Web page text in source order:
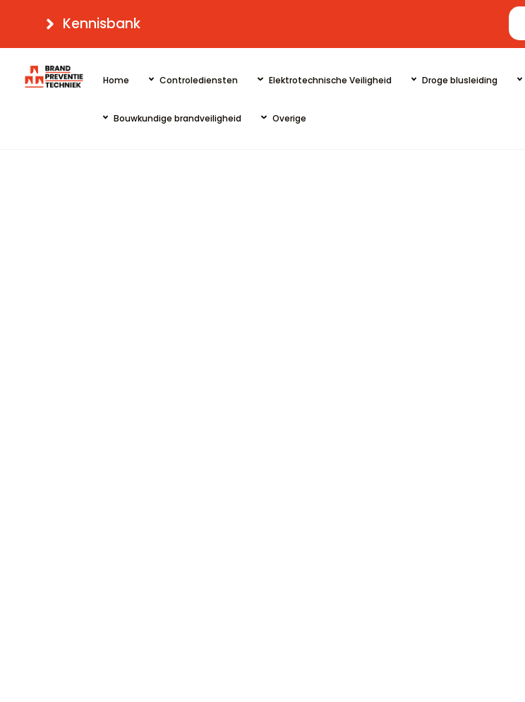
content
Kennisbank
Home Controlediensten Elektrotechnische Veiligheid Droge blusleiding
Bouwkundige brandveiligheid Overige